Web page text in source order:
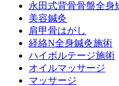
永田式背骨骨盤全身
美容鍼灸
肩甲骨はがし
経絡N全身鍼灸施術
ハイボルテージ施術
オイルマッサージ
マッサージ